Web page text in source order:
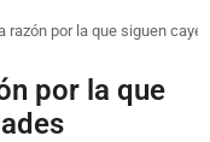
razón por la que siguen
por la que